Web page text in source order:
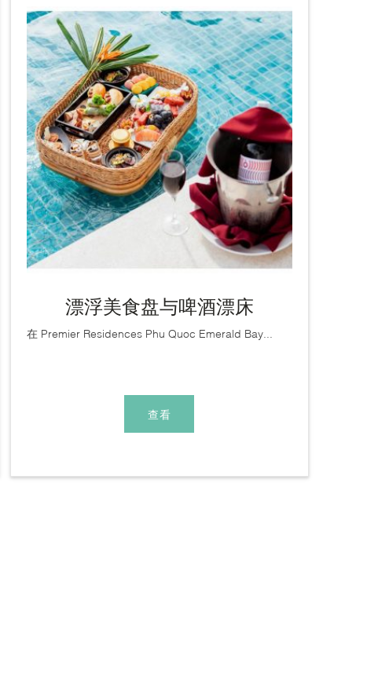
漂浮美食盘与啤酒漂床
在 Premier Residences Phu Quoc Emerald Bay...
查看